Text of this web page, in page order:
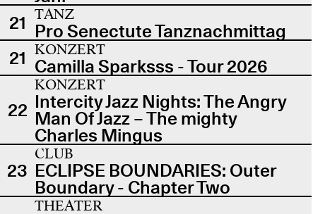
21 TANZ
Pro Senectute Tanznachmittag
21 KONZERT
Camilla Sparksss - Tour 2026
22
KONZERT
Intercity Jazz Nights: The Angry
Man Of Jazz – The mighty
Charles Mingus
23
CLUB
ECLIPSE BOUNDARIES: Outer
Boundary - Chapter Two
THEATER